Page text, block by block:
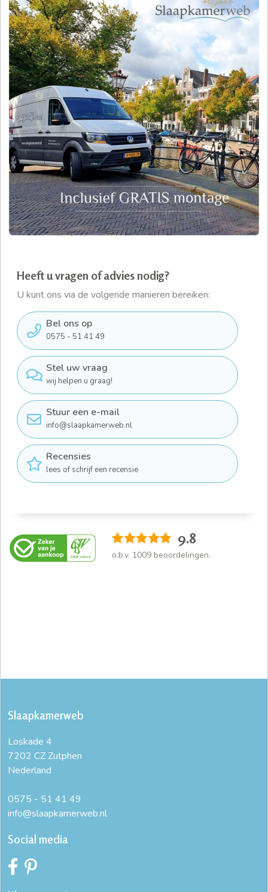
Heeft u vragen of advies nodig?
U kunt ons via de volgende manieren bereiken:
Bel ons op
0575 - 51 41 49
Stel uw vraag
wij helpen u graag!
Stuur een e-mail
info@slaapkamerweb.nl
Recensies
lees of schrijf een recensie
9.8
o.b.v. 1009 beoordelingen.
Slaapkamerweb
Loskade 4
7202 CZ Zutphen
Nederland
0575 - 51 41 49
info@slaapkamerweb.nl
Social media